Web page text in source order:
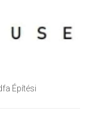
Építési